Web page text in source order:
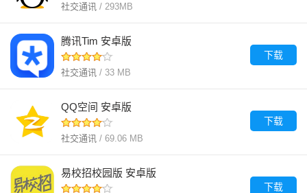
社交通讯 / 293MB
腾讯Tim 安卓版
社交通讯 / 33 MB
下载
QQ空间 安卓版
社交通讯 / 69.06 MB
下载
易校招校园版 安卓版
下载